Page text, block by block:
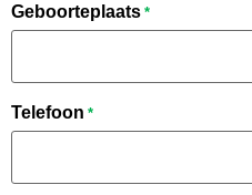
Geboorteplaats *
Telefoon *